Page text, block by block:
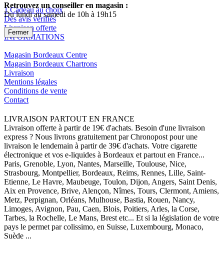
1 Cadeau au choix
Des avis vérifiés
Livraison offerte
INFORMATIONS
Magasin Bordeaux Centre
Magasin Bordeaux Chartrons
Livraison
Mentions légales
Conditions de vente
Contact
LIVRAISON PARTOUT EN FRANCE
Livraison offerte à partir de 19€ d'achats. Besoin d'une livraison
express ? Nous livrons gratuitement par Chronopost pour une
livraison le lendemain à partir de 39€ d'achats. Votre cigarette
électronique et vos e-liquides à Bordeaux et partout en France...
Paris, Grenoble, Lyon, Nantes, Marseille, Toulouse, Nice,
Strasbourg, Montpellier, Bordeaux, Reims, Rennes, Lille, Saint-
Etienne, Le Havre, Maubeuge, Toulon, Dijon, Angers, Saint Denis,
Aix en Provence, Brive, Alençon, Nîmes, Tours, Clermont, Amiens,
Metz, Perpignan, Orléans, Mulhouse, Bastia, Rouen, Nancy,
Limoges, Avignon, Pau, Caen, Blois, Poitiers, Arles, la Corse,
Tarbes, la Rochelle, Le Mans, Brest etc... Et si la législation de votre
pays le permet par colissimo, en Suisse, Luxembourg, Monaco,
Suède ...
Retrouvez un conseiller en magasin :
Du lundi au samedi de 10h à 19h15
Fermer